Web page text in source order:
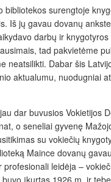
surengtoje
Iš jų gavau dovanų
darbų ir
tad pakvietėme
neatsilikti. Dabar šis
aktualumu, nuodugniai
dar buvusios Vokietijos
o seneliai gyvenę
su vokiečių
Maince dovanų
leidėja –
įkurtas 1926 m. ir